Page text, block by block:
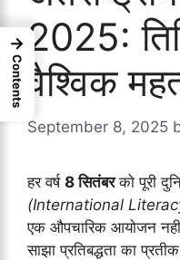
2025:
वैश्विक
September 8, 2025
हर वर्ष 8 सितंबरको पूरी
(International
एक औपचारिक आयोजन
साझा प्रतिबद्धता का
→
Contents